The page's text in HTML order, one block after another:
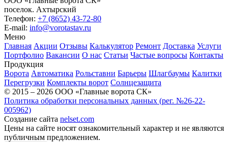
поселок. Ахтырский
Телефон: +7 (8652) 43-72-80
E-mail: info@vorotastav.ru
Меню
Главная Акции Отзывы Калькулятор Ремонт Доставка Услуги
Портфолио Вакансии О нас Статьи Частые вопросы Контакты
Продукция
Ворота Автоматика Рольставни Барьеры Шлагбаумы Калитки
Перегрузки Комплекты ворот Солнцезащита
© 2015 – 2026 ООО «Главные ворота СК»
Политика обработки персональных данных (рег. №26-22-
005962)
Создание сайта nelset.com
Цены на сайте носят ознакомительный характер и не являются
публичным предложением.